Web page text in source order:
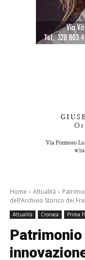
Home Attualità
dell’Archivio Storico dei
Attualità Cronaca Prima